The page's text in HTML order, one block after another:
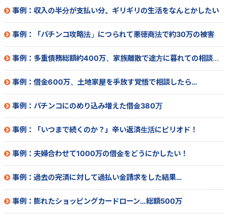
事例：収入の半分が支払い分。ギリギリの生活をなんとかしたい
事例：「パチンコ攻略法」につられて悪徳商法で約30万の被害
事例：多重債務総額約400万、家族離散で途方に暮れての相談で…
事例：借金600万、土地家屋を手放す覚悟で相談したら…
事例：パチンコにのめり込み増えた借金380万
事例：「いつまで続くのか？」辛い返済生活にピリオド！
事例：夫婦合わせて1000万の借金をどうにかしたい！
事例：過去の完済に対して過払い金請求をした結果…
事例：膨れたショッピングカードローン…総額500万